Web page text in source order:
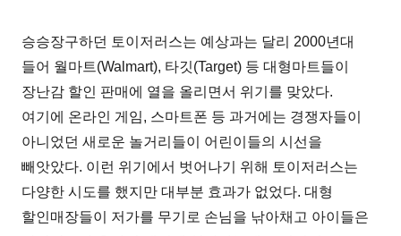
승승장구하던 토이저러스는 예상과는 달리 2000년대
들어 월마트(Walmart), 타깃(Target) 등 대형마트들이
장난감 할인 판매에 열을 올리면서 위기를 맞았다.
여기에 온라인 게임, 스마트폰 등 과거에는 경쟁자들이
아니었던 새로운 놀거리들이 어린이들의 시선을
빼앗았다. 이런 위기에서 벗어나기 위해 토이저러스는
다양한 시도를 했지만 대부분 효과가 없었다. 대형
할인매장들이 저가를 무기로 손님을 낚아채고 아이들은